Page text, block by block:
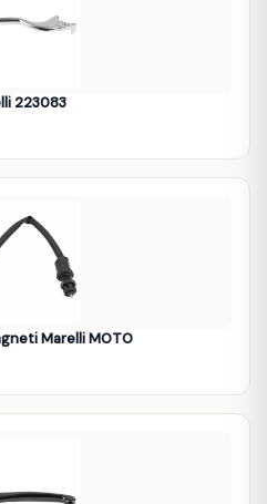
223083
Marelli MOTO